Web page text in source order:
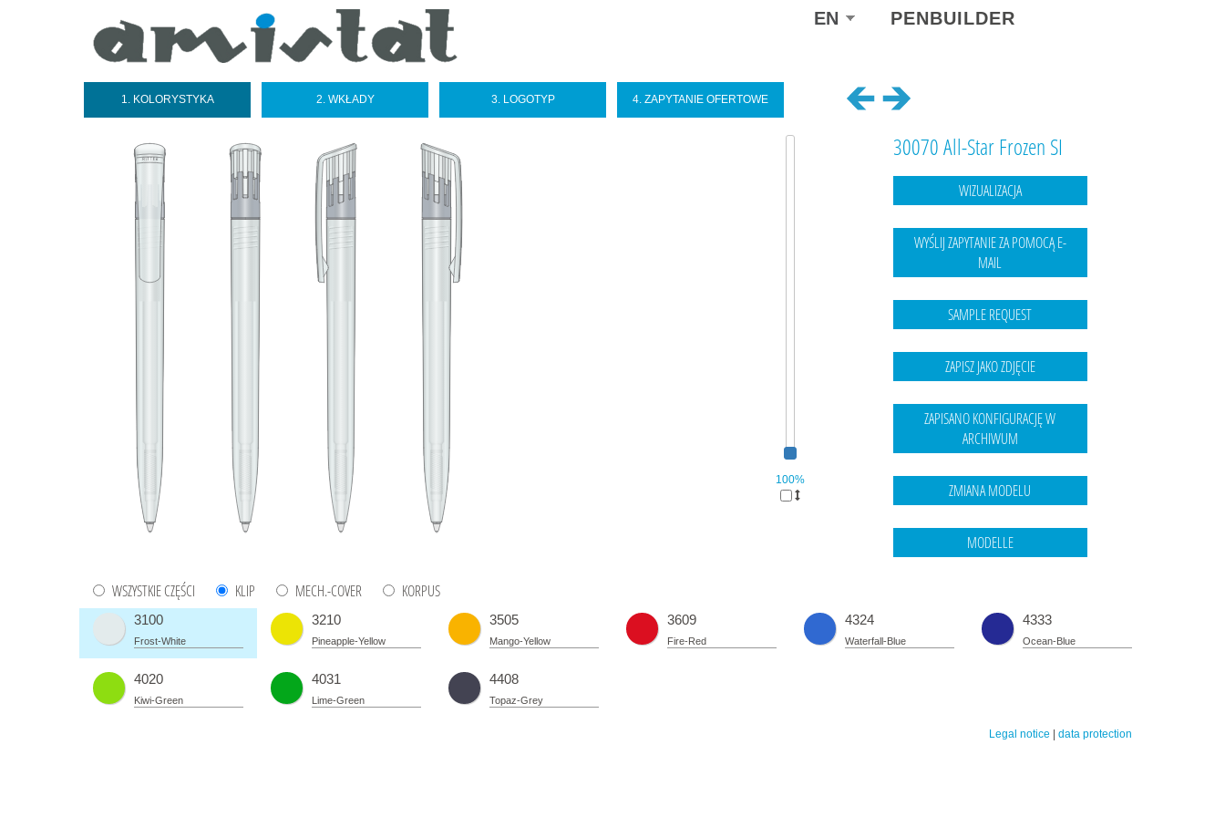
PENBUILDER
Select
yourEN
1. KOLORYSTYKA 2. WKŁADY 3. LOGOTYP 4. ZAPYTANIE OFERTOWE
100%
30070 All-Star Frozen SI
WSZYSTKIE CZĘŚCI KLIP MECH.-COVER KORPUS
3100
Frost-White
3210
Pineapple-Yellow
3505
Mango-Yellow
3609
Fire-Red
4324
Waterfall-Blue
4333
Ocean-Blue
4020
Kiwi-Green
4031
Lime-Green
4408
Topaz-Grey
Legal notice data protection